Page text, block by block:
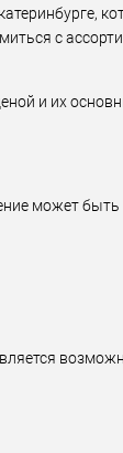
с
и их
может